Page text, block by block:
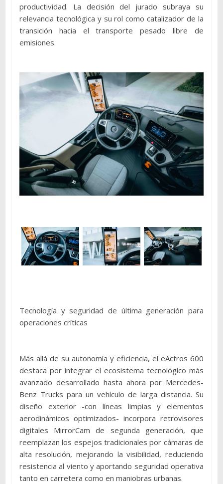
productividad. La decisión del jurado subraya su
relevancia tecnológica y su rol como catalizador de la
transición hacia el transporte pesado libre de
emisiones.
Tecnología y seguridad de última generación para
operaciones críticas
Más allá de su autonomía y eficiencia, el eActros 600
destaca por integrar el ecosistema tecnológico más
avanzado desarrollado hasta ahora por Mercedes-
Benz Trucks para un vehículo de larga distancia. Su
diseño exterior -con líneas limpias y elementos
aerodinámicos optimizados- incorpora retrovisores
digitales MirrorCam de segunda generación, que
reemplazan los espejos tradicionales por cámaras de
alta resolución, mejorando la visibilidad, reduciendo
resistencia al viento y aportando seguridad operativa
tanto en carretera como en maniobras urbanas.